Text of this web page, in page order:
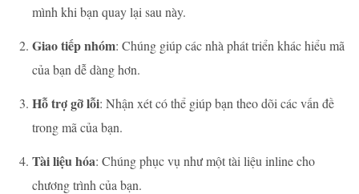
mình khi bạn quay lại sau này.
Giao tiếp nhóm: Chúng giúp các nhà phát triển khác hiểu mã
của bạn dễ dàng hơn.
Hỗ trợ gỡ lỗi: Nhận xét có thể giúp bạn theo dõi các vấn đề
trong mã của bạn.
Tài liệu hóa: Chúng phục vụ như một tài liệu inline cho
chương trình của bạn.